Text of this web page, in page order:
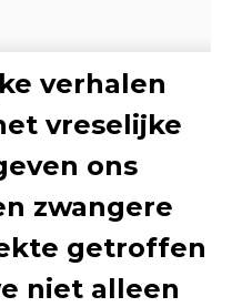
verhalen
vreselijke
ons
zwangere
getroffen
niet alleen